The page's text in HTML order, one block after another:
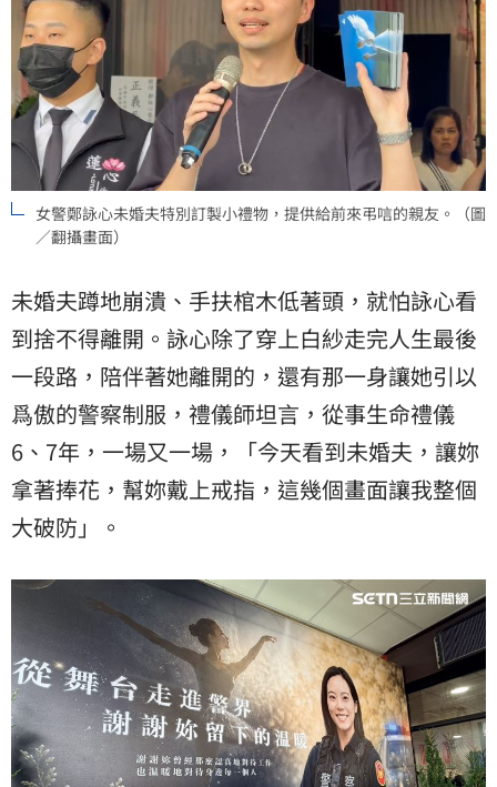
女警鄭詠心未婚夫特別訂製小禮物，提供給前來弔唁的親友。（圖
／翻攝畫面）
未婚夫蹲地崩潰、手扶棺木低著頭，就怕詠心看
到捨不得離開。詠心除了穿上白紗走完人生最後
一段路，陪伴著她離開的，還有那一身讓她引以
爲傲的警察制服，禮儀師坦言，從事生命禮儀
6、7年，一場又一場，「今天看到未婚夫，讓妳
拿著捧花，幫妳戴上戒指，這幾個畫面讓我整個
大破防」。